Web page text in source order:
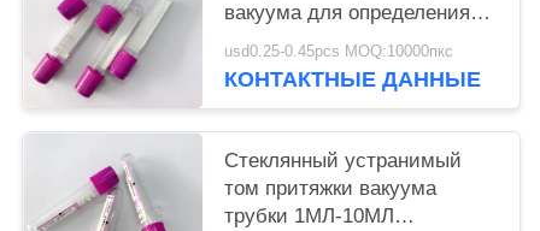
вакуума для определения
Г-6-ПД
usd0.25-0.45pcs MOQ:10000пкс
КОНТАКТНЫЕ ДАННЫЕ
Стеклянный устранимый
том притяжки вакуума
трубки 1МЛ-10МЛ